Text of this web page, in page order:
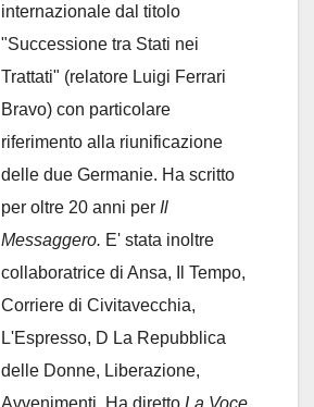
internazionale dal titolo
"Successione tra Stati nei
Trattati" (relatore Luigi Ferrari
Bravo) con particolare
riferimento alla riunificazione
delle due Germanie. Ha scritto
per oltre 20 anni per Il
Messaggero. E' stata inoltre
collaboratrice di Ansa, Il Tempo,
Corriere di Civitavecchia,
L'Espresso, D La Repubblica
delle Donne, Liberazione,